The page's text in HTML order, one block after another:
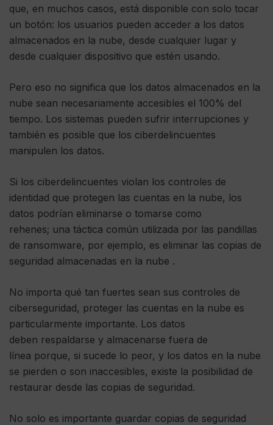
que, en muchos casos, está disponible con solo tocar
un botón: los usuarios pueden acceder a los datos
almacenados en la nube, desde cualquier lugar y
desde cualquier dispositivo que estén usando.
Pero eso no significa que los datos almacenados en la
nube sean necesariamente accesibles el 100% del
tiempo. Los sistemas pueden sufrir interrupciones y
también es posible que los ciberdelincuentes
manipulen los datos.
Si los ciberdelincuentes violan los controles de
identidad que protegen las cuentas en la nube, los
datos podrían eliminarse o tomarse como
rehenes; una táctica común utilizada por las pandillas
de ransomware, por ejemplo, es eliminar las copias de
seguridad almacenadas en la nube .
No importa qué tan fuertes sean sus controles de
ciberseguridad, proteger las cuentas en la nube es
particularmente importante. Los datos
deben respaldarse y almacenarse fuera de
línea porque, si sucede lo peor, y los datos en la nube
se pierden o son inaccesibles, existe la posibilidad de
restaurar desde las copias de seguridad.
No solo es importante guardar copias de seguridad